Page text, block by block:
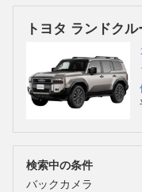
トヨタ ランドク
検索中の条件
バックカメラ